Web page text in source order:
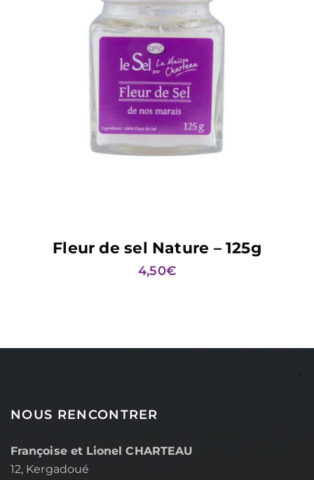
Fleur de sel Nature – 125g
4,50€
NOUS RENCONTRER
Françoise et Lionel CHARTEAU
12, Kergadoué